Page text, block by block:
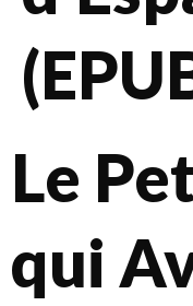
Le
qui